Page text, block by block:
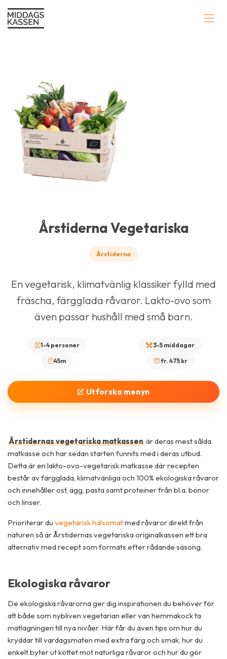
Årstiderna Vegetariska
Årstiderna
En vegetarisk, klimatvänlig klassiker fylld med
fräscha, färgglada råvaror. Lakto-ovo som
även passar hushåll med små barn.
1-4 personer 3-5 middagar
45m fr. 475 kr
Utforska menyn
Årstidernas vegetariska matkassen är deras mest sålda
matkasse och har sedan starten funnits med i deras utbud.
Detta är en lakto-ovo-vegetarisk matkasse där recepten
består av färgglada, klimatvänliga och 100% ekologiska råvaror
och innehåller ost, ägg, pasta samt proteiner från bl.a. bönor
och linser.
Prioriterar du vegetarisk hälsomatmed råvaror direkt från
naturen så är Årstidernas vegetariska originalkassen ett bra
alternativ med recept som formats efter rådande säsong.
Ekologiska råvaror
De ekologiska råvarorna ger dig inspirationen du behöver för
att både som nybliven vegetarian eller van hemmakock ta
matlagningen till nya nivåer. Här får du även tips om hur du
kryddar till vardagsmaten med extra färg och smak, hur du
enkelt byter ut köttet mot naturliga råvaror och hur du gör